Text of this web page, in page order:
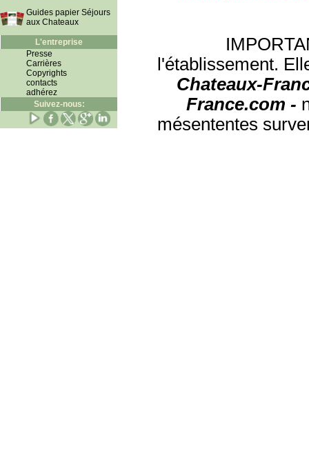
Guides papier Séjours
aux Chateaux
L'entreprise
Presse
Carrières
Copyrights
contacts
adhérez
Suivez-nous:
l'établissement.
Chateaux-
France.com -
mésententes